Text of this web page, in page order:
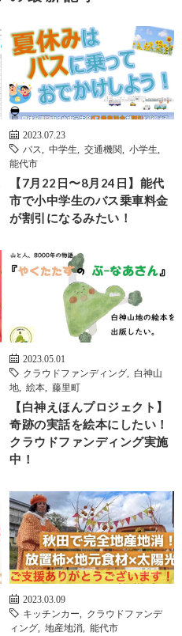
2023.07.23
バス
中学生 交通機関 小学生
能代市
【7月22日〜8月24日】能代
市で小中学生のバス乗車料金
が割引になるみたい！
2023.05.01
クラウドファンディング
白神山
地
絵本 藤里町
【白神えほんプロジェクト】
奇跡の実話を絵本にしたい！
クラウドファンディング実施
中！
2023.03.09
キッチンカー
クラウドファンデ
ィング
地産地消 能代市